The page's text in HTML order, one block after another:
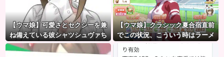
【ウマ娘】可愛さとセクシーを兼
ね備えている彼シャツシュヴァち
【ウマ娘】クラシック夏合宿直前
でこの状況、こういう時はラーメ
ン食べてもいいのかな？